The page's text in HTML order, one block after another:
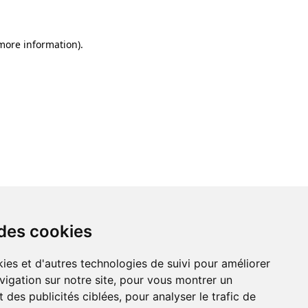
cookies
et d'autres technologies de suivi pour améliorer
sur notre site, pour vous montrer un
des publicités ciblées, pour analyser le trafic de
information).